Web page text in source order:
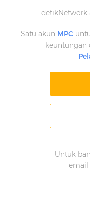
detikNetwork
Satu akun MPC
keuntungan
Untuk
email